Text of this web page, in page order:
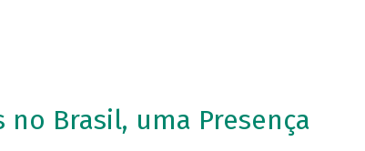
Brasil, uma Presença